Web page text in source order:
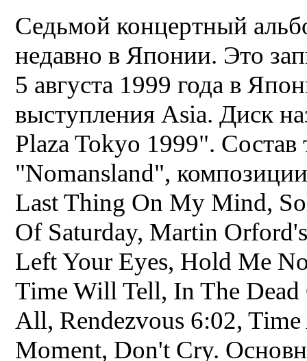
Седьмой концертный
недавно в Японии. Это
5 августа 1999 года в
выступления Asia. Диск
Plaza Tokyo 1999". Состав
"Nomansland",
Last Thing On My Mind,
Of Saturday, Martin
Left Your Eyes, Hold Me
Time Will Tell, In The
All, Rendezvous 6:02,
Moment, Don't Cry.